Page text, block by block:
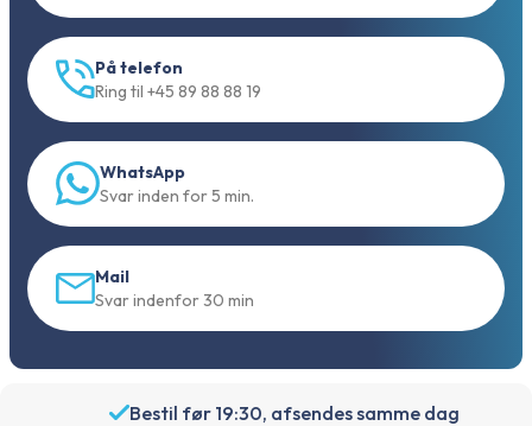
På telefon
Ring til +45 89 88 88 19
WhatsApp
Svar inden for 5 min.
Mail
Svar indenfor 30 min
Bestil før 19:30, afsendes samme dag